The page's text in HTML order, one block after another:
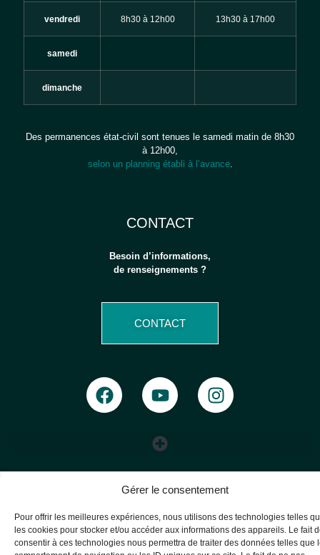
Gérer le consentement
Pour offrir les meilleures expériences, nous utilisons des technologies telles
les cookies pour stocker et/ou accéder aux informations des appareils. Le fait
consentir à ces technologies nous permettra de traiter des données telles que
vendredi 8h30 à 12h00 13h30 à 17h00
samedi
dimanche
Des permanences état-civil sont tenues le samedi matin de 8h30
à 12h00,
selon un planning établi à l’avance.
CONTACT
Besoin d’informations,
de renseignements ?
CONTACT